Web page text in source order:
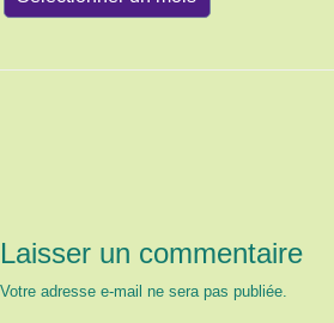
Laisser un commentaire
Votre adresse e-mail ne sera pas publiée.